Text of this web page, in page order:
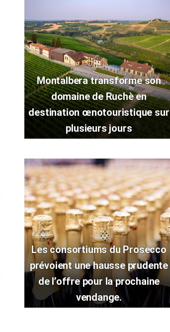
Montalbera transforme son
domaine de Ruchè en
destination œnotouristique sur
plusieurs jours
Les consortiums du Prosecco
prévoient une hausse prudente
de l’offre pour la prochaine
vendange.